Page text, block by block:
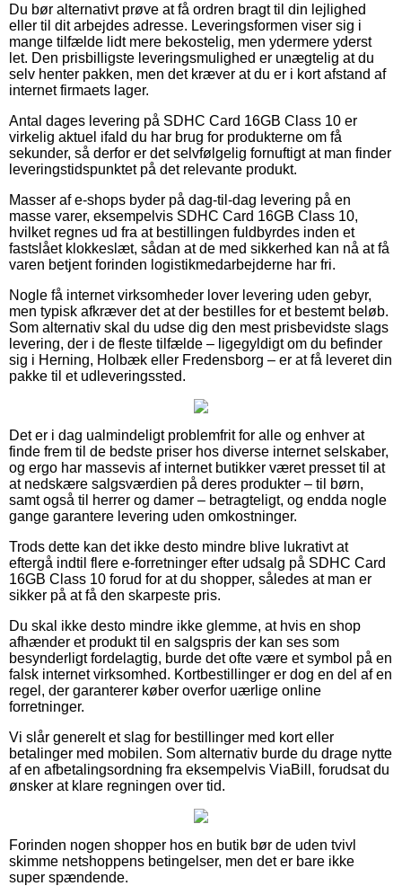
Du bør alternativt prøve at få ordren bragt til din lejlighed
eller til dit arbejdes adresse. Leveringsformen viser sig i
mange tilfælde lidt mere bekostelig, men ydermere yderst
let. Den prisbilligste leveringsmulighed er unægtelig at du
selv henter pakken, men det kræver at du er i kort afstand af
internet firmaets lager.
Antal dages levering på SDHC Card 16GB Class 10 er
virkelig aktuel ifald du har brug for produkterne om få
sekunder, så derfor er det selvfølgelig fornuftigt at man finder
leveringstidspunktet på det relevante produkt.
Masser af e-shops byder på dag-til-dag levering på en
masse varer, eksempelvis SDHC Card 16GB Class 10,
hvilket regnes ud fra at bestillingen fuldbyrdes inden et
fastslået klokkeslæt, sådan at de med sikkerhed kan nå at få
varen betjent forinden logistikmedarbejderne har fri.
Nogle få internet virksomheder lover levering uden gebyr,
men typisk afkræver det at der bestilles for et bestemt beløb.
Som alternativ skal du udse dig den mest prisbevidste slags
levering, der i de fleste tilfælde – ligegyldigt om du befinder
sig i Herning, Holbæk eller Fredensborg – er at få leveret din
pakke til et udleveringssted.
Det er i dag ualmindeligt problemfrit for alle og enhver at
finde frem til de bedste priser hos diverse internet selskaber,
og ergo har massevis af internet butikker været presset til at
at nedskære salgsværdien på deres produkter – til børn,
samt også til herrer og damer – betragteligt, og endda nogle
gange garantere levering uden omkostninger.
Trods dette kan det ikke desto mindre blive lukrativt at
eftergå indtil flere e-forretninger efter udsalg på SDHC Card
16GB Class 10 forud for at du shopper, således at man er
sikker på at få den skarpeste pris.
Du skal ikke desto mindre ikke glemme, at hvis en shop
afhænder et produkt til en salgspris der kan ses som
besynderligt fordelagtig, burde det ofte være et symbol på en
falsk internet virksomhed. Kortbestillinger er dog en del af en
regel, der garanterer køber overfor uærlige online
forretninger.
Vi slår generelt et slag for bestillinger med kort eller
betalinger med mobilen. Som alternativ burde du drage nytte
af en afbetalingsordning fra eksempelvis ViaBill, forudsat du
ønsker at klare regningen over tid.
Forinden nogen shopper hos en butik bør de uden tvivl
skimme netshoppens betingelser, men det er bare ikke
super spændende.